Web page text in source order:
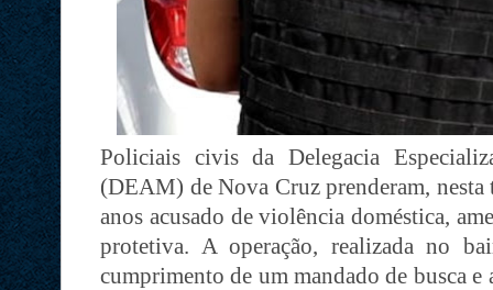
Policiais civis da Delegacia
(DEAM) de Nova Cruz prenderam,
anos acusado de violência doméstica,
protetiva. A operação, realizada no
cumprimento de um mandado de busca e